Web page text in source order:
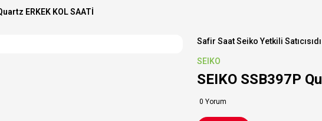
ERKEK KOL SAATİ
Safir Saat Seiko Yetkili
SEIKO
SEIKO SSB397P
0 Yorum